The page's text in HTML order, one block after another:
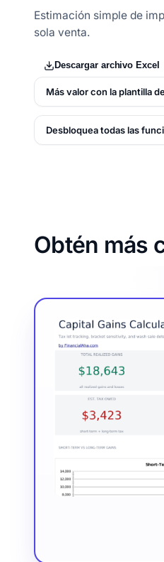
Estimación simple de
sola venta.
Descargar archivo Excel
Más valor con la plantilla
Desbloquea todas las
Obtén más